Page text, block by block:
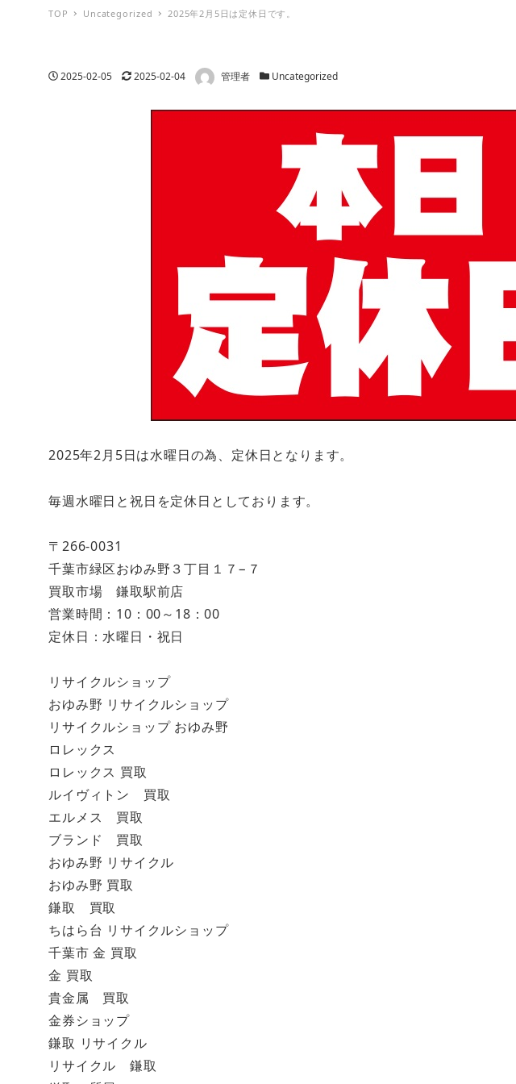
TOP Uncategorized 2025年2月5日は定休日です。
投稿日
2025-02-05 更新日
2025-02-04 著者 管理者 カテゴリー
Uncategorized
2025年2月5日は水曜日の為、定休日となります。
毎週水曜日と祝日を定休日としております。
〒266-0031
千葉市緑区おゆみ野３丁目１７−７
買取市場 鎌取駅前店
営業時間：10：00～18：00
定休日：水曜日・祝日
リサイクルショップ
おゆみ野 リサイクルショップ
リサイクルショップ おゆみ野
ロレックス
ロレックス 買取
ルイヴィトン 買取
エルメス 買取
ブランド 買取
おゆみ野 リサイクル
おゆみ野 買取
鎌取 買取
ちはら台 リサイクルショップ
千葉市 金 買取
金 買取
貴金属 買取
金券ショップ
鎌取 リサイクル
リサイクル 鎌取